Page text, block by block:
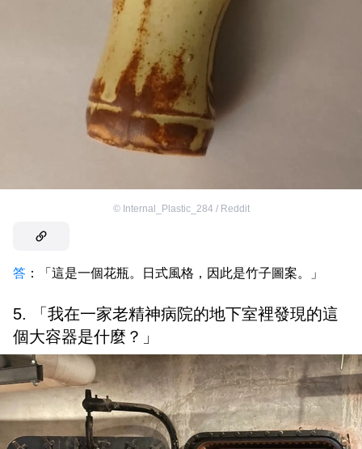
© Internal_Plastic_284 / Reddit
答 ：「這是一個花瓶。日式風格，因此是竹子圖案。」
5. 「我在一家老精神病院的地下室裡發現的這
個大容器是什麼？」